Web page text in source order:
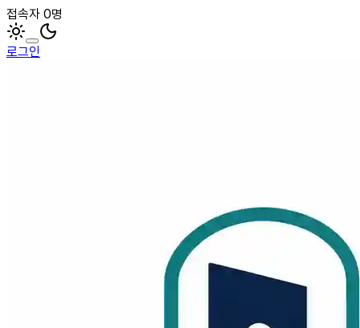
접속자 0명
로그인